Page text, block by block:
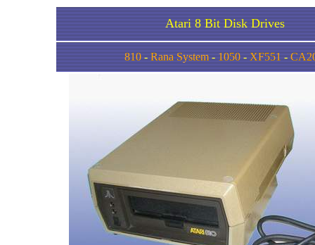
Atari 8 Bit Disk Drives
810-Rana System-1050-XF551-